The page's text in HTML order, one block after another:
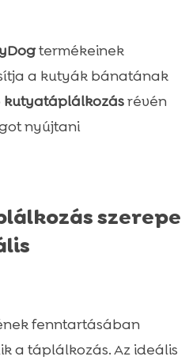
termékeinek
a kutyák bánatának
kutyatáplálkozásrévén
nyújtani
szerepe
fenntartásában
a táplálkozás. Az ideális